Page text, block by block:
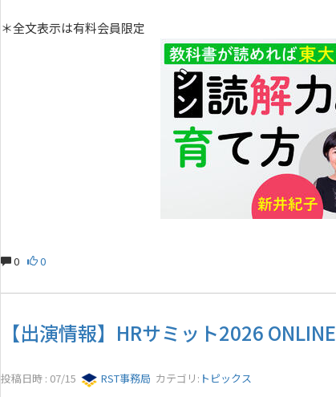
＊全文表示は有料会員限定
0 0
【出演情報】HRサミット2026 ONLINE
投稿日時 : 07/15 RST事務局 カテゴリ: トピックス